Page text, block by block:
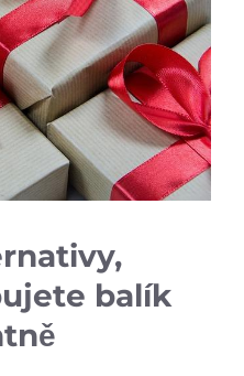
balík